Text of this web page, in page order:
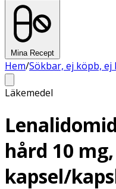
Mina Recept
Hem/Sökbar, ej köpb, ej
Läkemedel
hård 10 mg,
kapsel/